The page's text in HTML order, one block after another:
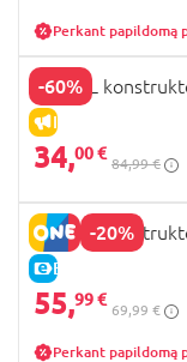
Perkant papildomą
-60%
IŠPARDAVIMAS
REVELL
34,00 €
84,99 €
-20%
E-KAINA
REVELL
55,99 €
69,99 €
Perkant papildomą